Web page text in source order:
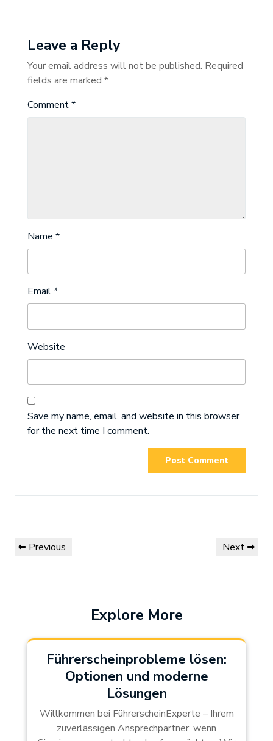
Leave a Reply
Your email address will not be published. Required
fields are marked *
Comment*
Name *
Email*
Website
Save my name, email, and website in this browser
for the next time I comment.
Post
navigation
Previous
Previous
Next
Next
Explore More
Führerscheinprobleme lösen:
Optionen und moderne
Lösungen
Willkommen bei FührerscheinExperte – Ihrem
zuverlässigen Ansprechpartner, wenn